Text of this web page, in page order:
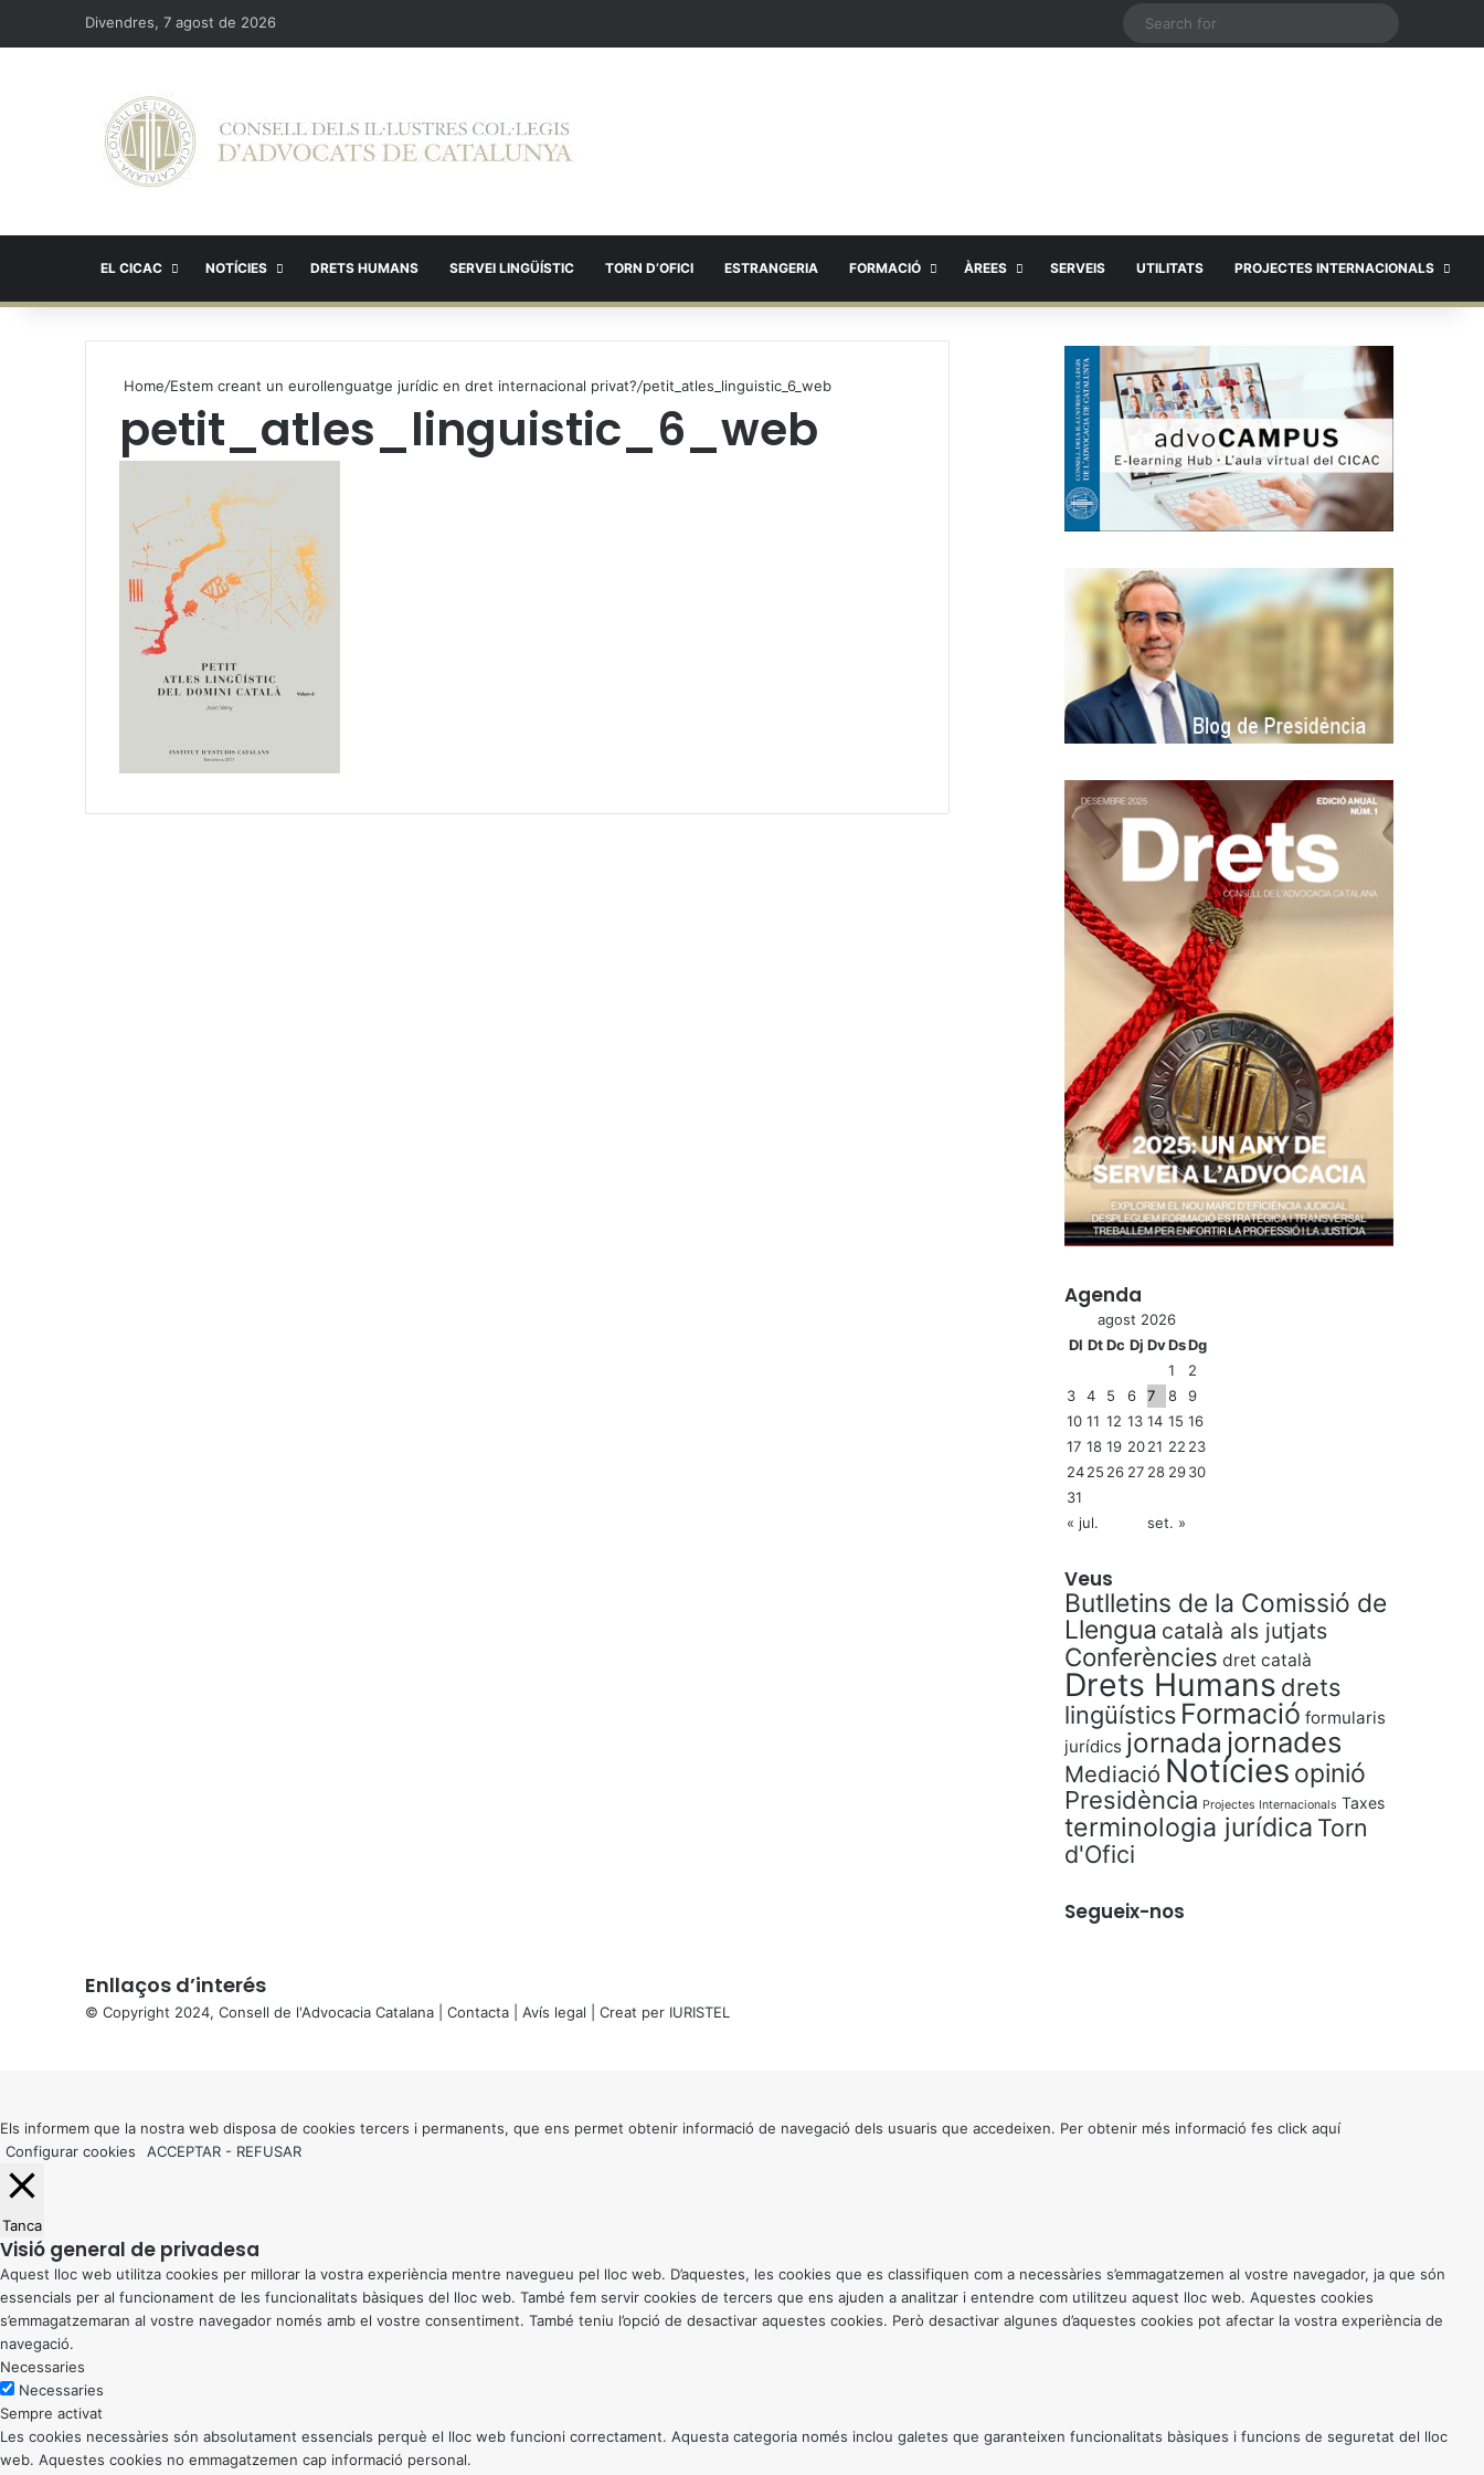
Divendres, 7 agost de 2026
EL CICAC NOTÍCIES DRETS HUMANS SERVEI LINGÜÍSTIC TORN D’OFICI ESTRANGERIA FORMACIÓ ÀREES SERVEIS UTILITATS PROJECTES INTERNACIONALS
Home/Estem creant un eurollenguatge jurídic en dret internacional privat?/petit_atles_linguistic_6_web
petit_atles_linguistic_6_web
Agenda
agost 2026
Dl Dt Dc Dj DvDsDg
1
2
3
4 5 6 7 8
9
10 11 12 13 14 15 16
17 18 19 2021 22 23
2425 26 27 28 2930
31
« jul.
set. »
Veus
Butlletins de la Comissió de
Llengua català als jutjats
Conferències dret català
Drets Humans drets
lingüístics Formació formularis
jurídics jornada jornades
Mediació Notícies opinió
Presidència Projectes Internacionals Taxes
terminologia jurídica Torn
d'Ofici
Segueix-nos
Enllaços d’interés
© Copyright 2024, Consell de l'Advocacia Catalana | Contacta Avís legal | Creat per IURISTEL
button
Els informem que la nostra web disposa de cookies tercers i permanents, que ens permet obtenir informació de navegació dels usuaris que accedeixen. Per obtenir més informació fes click aquí
Configurar cookies
ACCEPTAR - REFUSAR
Tanca
Visió general de privadesa
Aquest lloc web utilitza cookies per millorar la vostra experiència mentre navegueu pel lloc web. D’aquestes, les cookies que es classifiquen com a necessàries s’emmagatzemen al vostre navegador, ja que són
essencials per al funcionament de les funcionalitats bàsiques del lloc web. També fem servir cookies de tercers que ens ajuden a analitzar i entendre com utilitzeu aquest lloc web. Aquestes cookies
s’emmagatzemaran al vostre navegador només amb el vostre consentiment. També teniu l’opció de desactivar aquestes cookies. Però desactivar algunes d’aquestes cookies pot afectar la vostra experiència de
navegació.
Necessaries
Necessaries
Sempre activat
Les cookies necessàries són absolutament essencials perquè el lloc web funcioni correctament. Aquesta categoria només inclou galetes que garanteixen funcionalitats bàsiques i funcions de seguretat del lloc
web. Aquestes cookies no emmagatzemen cap informació personal.